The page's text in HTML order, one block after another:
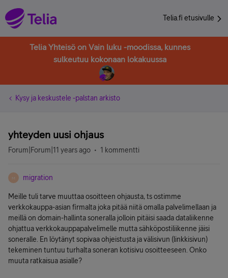
Telia.fi etusivulle
Telia Yhteisö on Vain luku -moodissa, kunnes
sulkeutuu kokonaan lokakuussa
Kysy ja keskustele -palstan arkisto
yhteyden uusi ohjaus
Forum|Forum|11 years ago 1 kommentti
M migration
Meille tuli tarve muuttaa osoitteen ohjausta, ts ostimme
verkkokauppa-asian firmalta joka pitää niitä omalla palvelimellaan ja
meillä on domain-hallinta soneralla jolloin pitäisi saada dataliikenne
ohjattua verkkokauppapalvelimelle mutta sähköpostiliikenne jäisi
soneralle. En löytänyt sopivaa ohjeistusta ja välisivun (linkkisivun)
tekeminen tuntuu turhalta soneran kotisivu osoitteeseen. Onko
muuta ratkaisua asialle?